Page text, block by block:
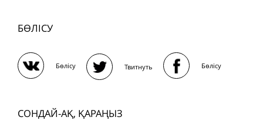
БӨЛІСУ
Бөлісу Твитнуть Бөлісу
СОНДАЙ-АҚ, ҚАРАҢЫЗ